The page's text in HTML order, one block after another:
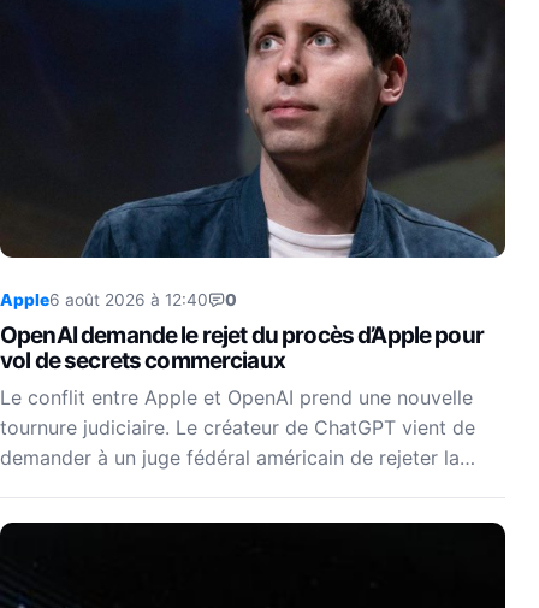
Apple6 août 2026 à 12:40 0
OpenAI demande le rejet du procès d’Apple pour
vol de secrets commerciaux
Le conflit entre Apple et OpenAI prend une nouvelle
tournure judiciaire. Le créateur de ChatGPT vient de
demander à un juge fédéral américain de rejeter la…